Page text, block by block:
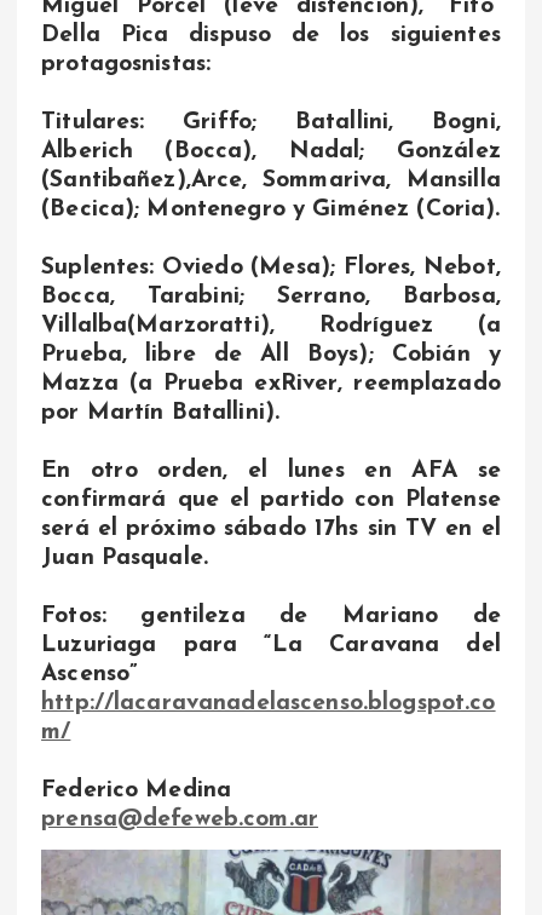
Miguel Porcel (leve distención), “Fito”
Della Pica dispuso de los siguientes
protagosnistas:
Titulares: Griffo; Batallini, Bogni,
Alberich (Bocca), Nadal; González
(Santibañez),Arce, Sommariva, Mansilla
(Becica); Montenegro y Giménez (Coria).
Suplentes: Oviedo (Mesa); Flores, Nebot,
Bocca, Tarabini; Serrano, Barbosa,
Villalba(Marzoratti), Rodríguez (a
Prueba, libre de All Boys); Cobián y
Mazza (a Prueba exRiver, reemplazado
por Martín Batallini).
En otro orden, el lunes en AFA se
confirmará que el partido con Platense
será el próximo sábado 17hs sin TV en el
Juan Pasquale.
Fotos: gentileza de Mariano de
Luzuriaga para “La Caravana del
Ascenso”
http://lacaravanadelascenso.blogspot.co
m/
Federico Medina
prensa@defeweb.com.ar